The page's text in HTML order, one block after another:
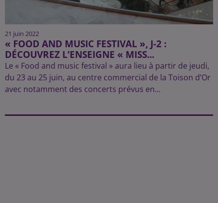
21 juin 2022
« FOOD AND MUSIC FESTIVAL », J-2 :
DÉCOUVREZ L’ENSEIGNE « MISS...
Le « Food and music festival » aura lieu à partir de jeudi,
du 23 au 25 juin, au centre commercial de la Toison d’Or
avec notamment des concerts prévus en...